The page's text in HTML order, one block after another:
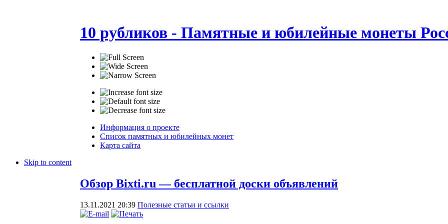
10 рубликов - Памятные и юбилейные монеты
Информация о проекте
Список памятных и юбилейных монет
Карта сайта
Skip to content
Обзор Bixti.ru — бесплатной доски объявлений
13.11.2021 20:39 Полезные статьи и ссылки